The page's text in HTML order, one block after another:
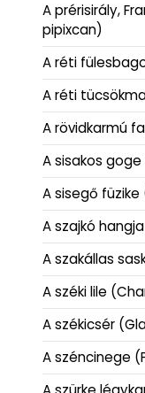
A prérisirály,
pipixcan)
A réti
A réti
A rövidkarmú
A sisakos
A sisegő
A szajkó
A szakállas
A széki lile
A székicsér
A széncinege